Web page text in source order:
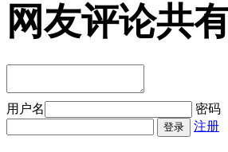
网友评论共
用户名
密码
注册